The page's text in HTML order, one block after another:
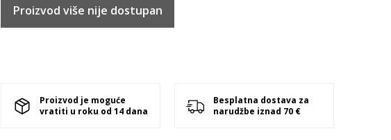
Proizvod više nije dostupan
Proizvod je moguće
vratiti u roku od 14 dana
Besplatna dostava za
narudžbe iznad 70 €